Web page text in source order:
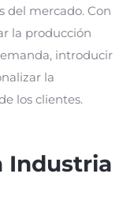
del mercado. Con
la producción
introducir
la
los clientes.
Industria